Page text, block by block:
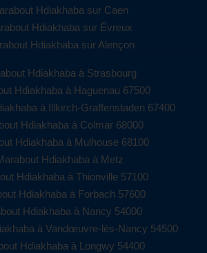
Hdiakhaba sur Caen
Hdiakhaba sur Évreux
Hdiakhaba sur Alençon
Hdiakhaba à Strasbourg
Hdiakhaba à Haguenau 67500
à Illkirch-Graffenstaden 67400
Hdiakhaba à Colmar 68000
Hdiakhaba à Mulhouse 68100
Hdiakhaba à Metz
Hdiakhaba à Thionville 57100
Hdiakhaba à Forbach 57600
Hdiakhaba à Nancy 54000
à Vandœuvre-lès-Nancy 54500
Hdiakhaba à Longwy 54400